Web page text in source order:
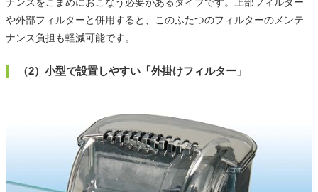
ナンスをこまめにおこなう必要があるタイプです。上部フィルター
や外部フィルターと併用すると、このふたつのフィルターのメンテ
ナンス負担も軽減可能です。
（2）小型で設置しやすい「外掛けフィルター」